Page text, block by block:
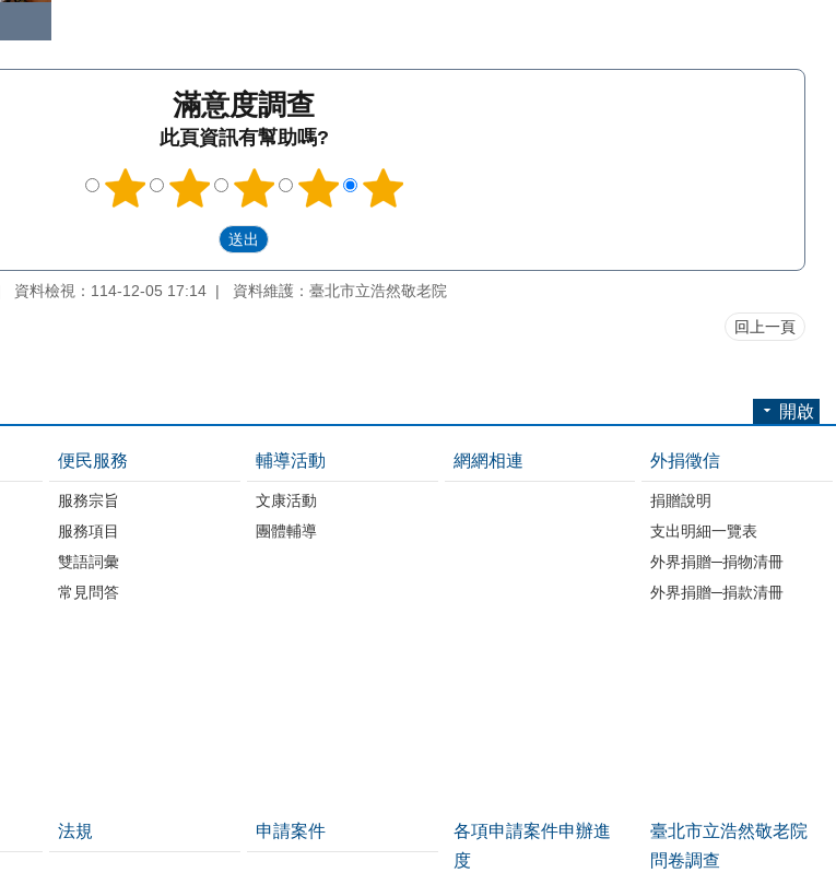
滿意度調查
此頁資訊有幫助嗎?
資料檢視：114-12-05 17:14 資料維護：臺北市立浩然敬老院
回上一頁
開啟
便民服務
服務宗旨
服務項目
雙語詞彙
常見問答
輔導活動
文康活動
團體輔導
網網相連 外捐徵信
捐贈說明
支出明細一覽表
外界捐贈─捐物清冊
外界捐贈─捐款清冊
法規 申請案件
各項申請案件申辦進
度
臺北市立浩然敬老院
問卷調查